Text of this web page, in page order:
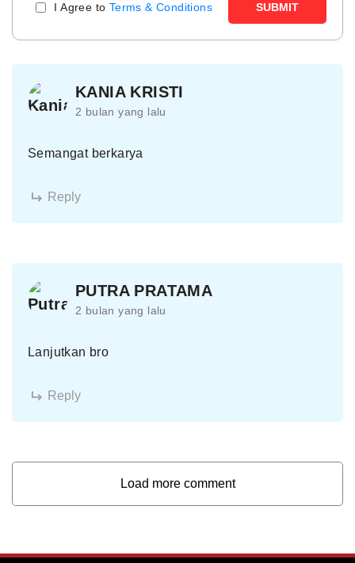
I Agree to Terms & Conditions SUBMIT
KANIA KRISTI
2 bulan yang lalu
Semangat berkarya
Reply
PUTRA PRATAMA
2 bulan yang lalu
Lanjutkan bro
Reply
Load more comment